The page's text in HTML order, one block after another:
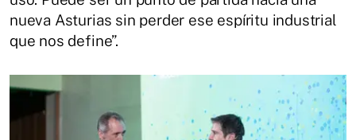
nueva Asturias sin perder ese espíritu industrial
que nos define”.